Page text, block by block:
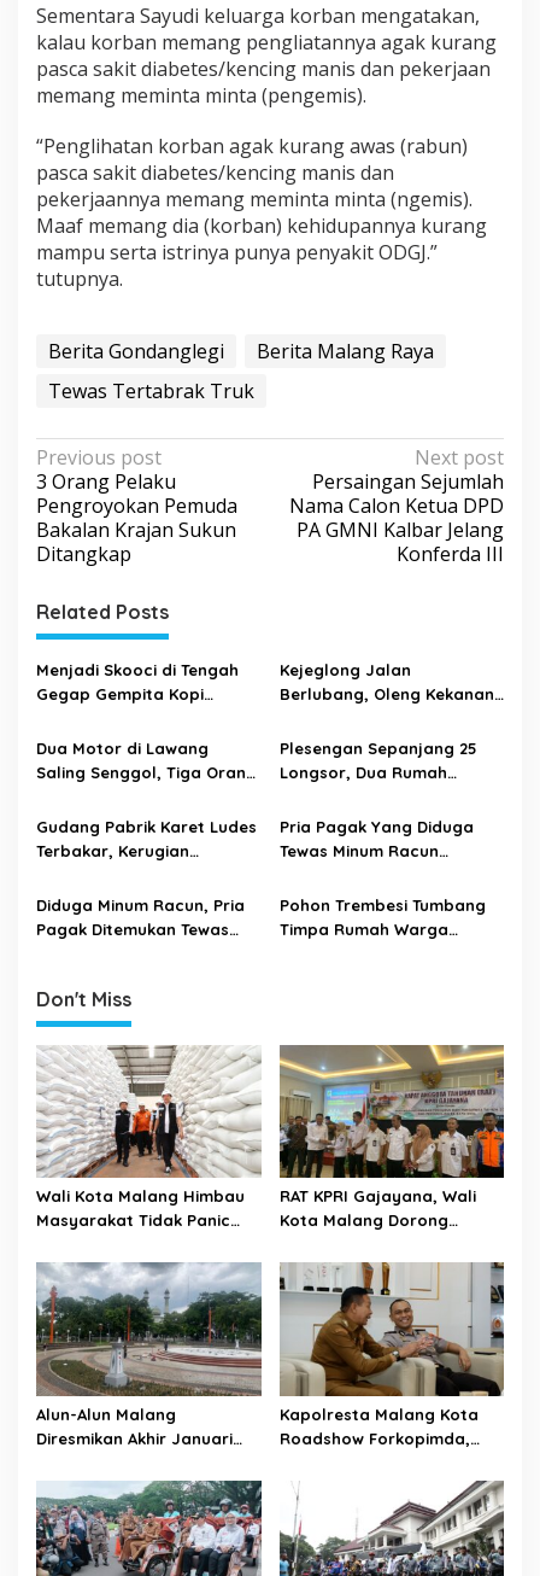
Sementara Sayudi keluarga korban mengatakan,
kalau korban memang pengliatannya agak kurang
pasca sakit diabetes/kencing manis dan pekerjaan
memang meminta minta (pengemis).
“Penglihatan korban agak kurang awas (rabun)
pasca sakit diabetes/kencing manis dan
pekerjaannya memang meminta minta (ngemis).
Maaf memang dia (korban) kehidupannya kurang
mampu serta istrinya punya penyakit ODGJ.”
tutupnya.
Berita Gondanglegi
Berita Malang Raya
Tewas Tertabrak Truk
P
o
s
t
n
a
v
i
a
i
o
n
Previous post
3 Orang Pelaku
Pengroyokan Pemuda
Bakalan Krajan Sukun
Ditangkap
Next post
Persaingan Sejumlah
Nama Calon Ketua DPD
PA GMNI Kalbar Jelang
Konferda III
Related Posts
Menjadi Skooci di Tengah
Gegap Gempita Kopi
Kejeglong Jalan
Berlubang, Oleng Kekanan
Karangbesuki Tewas
Dilokasi
Dua Motor di Lawang
Saling Senggol, Tiga Orang
Plesengan Sepanjang 25
Longsor, Dua Rumah
Ambrol
Gudang Pabrik Karet Ludes
Terbakar, Kerugian
Pria Pagak Yang Diduga
Tewas Minum Racun
Diduga Minum Racun, Pria
Pagak Ditemukan Tewas
Pohon Trembesi Tumbang
Timpa Rumah Warga
Don't Miss
Wali Kota Malang Himbau
Masyarakat Tidak Panic
RAT KPRI Gajayana, Wali
Kota Malang Dorong
Kesejahteraan ASN
Alun-Alun Malang
Diresmikan Akhir Januari
Kapolresta Malang Kota
Roadshow Forkopimda,
Pemetaan Kamtibmas